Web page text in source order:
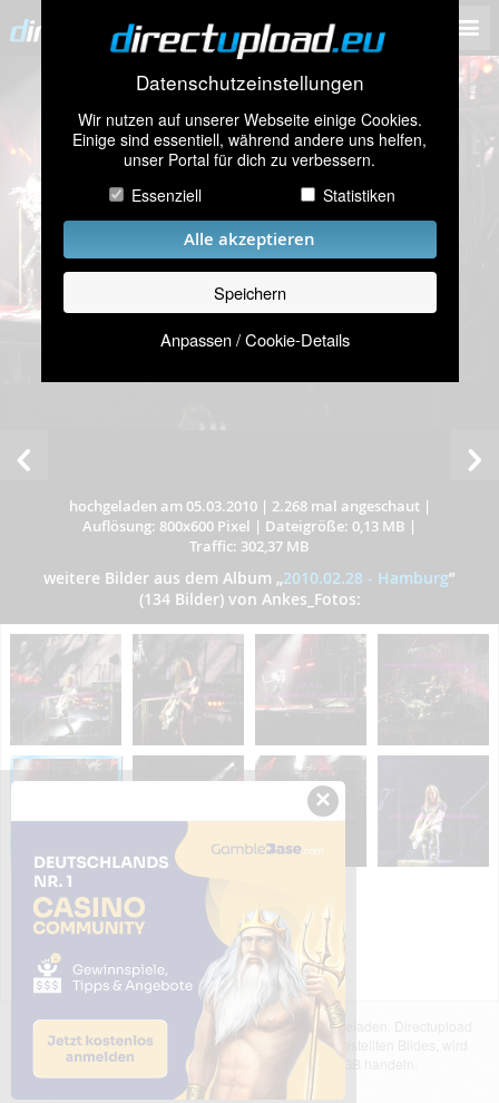
Datenschutzeinstellungen
Wir nutzen auf unserer Webseite einige Cookies.
Einige sind essentiell, während andere uns helfen,
unser Portal für dich zu verbessern.
Essenziell
Statistiken
Alle akzeptieren
Speichern
Anpassen / Cookie-Details
hochgeladen am 05.03.2010| 2.268 mal angeschaut|
Auflösung: 800x600 Pixel | Dateigröße: 0,13 MB |
Traffic: 302,37 MB
weitere Bilder aus dem Album „2010.02.28 - Hamburg”
(134 Bilder) von Ankes_Fotos:
Das dargestellte Bild wurde von einem Nutzer hochgeladen. Directupload
übernimmt keinerlei Haftung für den Inhalt des dargestellten Bildes, wird
jedoch bei Verstößen nach §2(3) unserer AGB handeln.
×